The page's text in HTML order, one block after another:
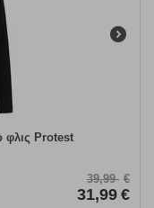
φλις Protest
39,99 €
31,99 €